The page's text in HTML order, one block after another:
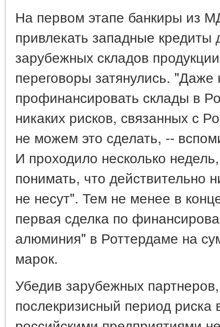
На первом этапе банкиры из
привлекать западные
зарубежных складов
переговоры затянулись.
профинансировать склады в
никаких рисков, связанных с
не можем это сделать, --
И проходило несколько
понимать, что действительно
не несут". Тем не менее в
первая сделка по
алюминия" в Роттердаме на
марок.
Убедив зарубежных
послекризисный период